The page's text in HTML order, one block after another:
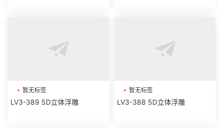
暂无标签
LV3-389 5D立体浮雕
暂无标签
LV3-388 5D立体浮雕